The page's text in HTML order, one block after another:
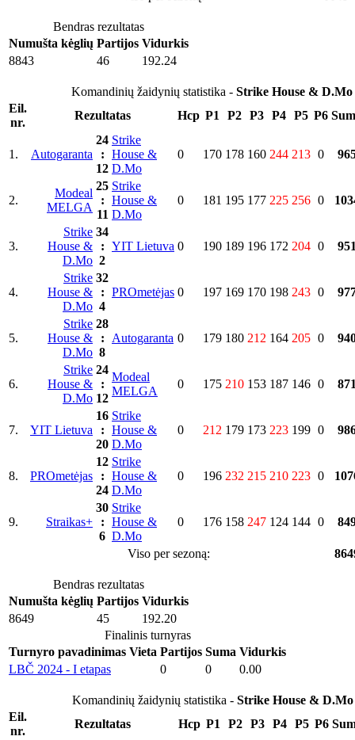
Bendras rezultatas
Numušta kėglių Partijos Vidurkis
8843
46 192.24
Komandinių žaidynių statistika - Strike House & D.Mo
Eil.
nr.
Rezultatas Hcp P1 P2 P3 P4 P5 P6
1. Autogaranta
24
:
12
Strike
House &
D.Mo
0 170 178 160 244 213 0
2.
Modeal
MELGA
25
:
11
Strike
House &
D.Mo
0 181 195 177 225 256 0
3.
Strike
House &
D.Mo
34
:
2
YIT Lietuva 0 190 189 196 172 204 0
4.
Strike
House &
D.Mo
32
:
4
PROmetėjas 0 197 169 170 198 243 0
5.
Strike
House &
D.Mo
28
:
8
Autogaranta 0 179 180 212 164 205 0
6.
Strike
House &
D.Mo
24
:
12
Modeal
MELGA
0 175 210 153 187 146 0
7. YIT Lietuva
16
:
20
Strike
House &
D.Mo
0 212 179 173 223 199 0
8. PROmetėjas
12
:
24
Strike
House &
D.Mo
0 196 232 215 210 223 0
9. Straikas+
30
:
6
Strike
House &
D.Mo
0 176 158 247 124 144 0
Viso per sezoną:
Bendras rezultatas
Numušta kėglių Partijos Vidurkis
8649
45
192.20
Finalinis turnyras
Turnyro pavadinimas Vieta Partijos Suma Vidurkis
LBČ 2024 - I etapas
0 0 0.00
Komandinių žaidynių statistika - Strike House & D.Mo
Eil.
nr.
Rezultatas Hcp P1 P2 P3 P4 P5 P6